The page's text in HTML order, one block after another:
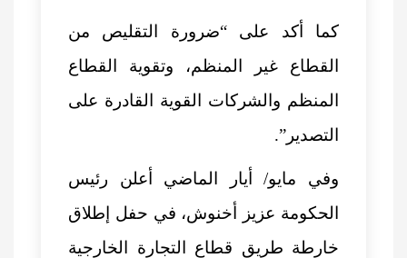
كما أكد على “ضرورة التقليص من
القطاع غير المنظم، وتقوية القطاع
المنظم والشركات القوية القادرة على
التصدير”.
وفي مايو/ أيار الماضي أعلن رئيس
الحكومة عزيز أخنوش، في حفل إطلاق
خارطة طريق قطاع التجارة الخارجية